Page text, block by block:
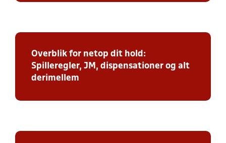
Overblik for netop dit hold:
Spilleregler, JM, dispensationer og alt
derimellem